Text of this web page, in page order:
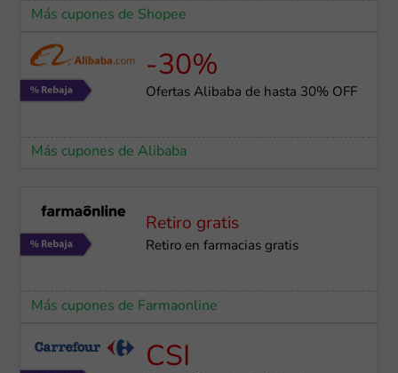
Más cupones de Shopee
-30%
Ofertas Alibaba de hasta 30% OFF
Más cupones de Alibaba
Retiro gratis
Retiro en farmacias gratis
Más cupones de Farmaonline
CSI